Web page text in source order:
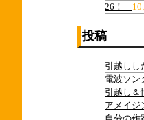
26！ 10
投稿
引越しし
電波ソン
引越し＆
アメイジ